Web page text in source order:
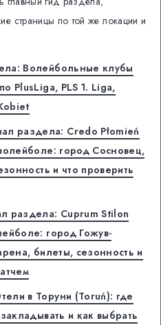
страницы по той же локации и
Волейбольные клубы
PlusLiga, PLS 1. Liga,
раздела: Credo Płomień
город Сосновец,
и что проверить
раздела: Cuprum Stilon
город Гожув-
билеты, сезонность и
в Торуни (Toruń): где
и как выбрать